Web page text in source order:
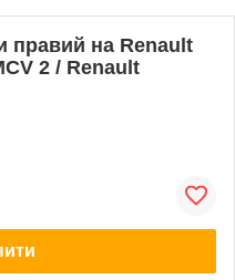
правий на Renault
2 / Renault